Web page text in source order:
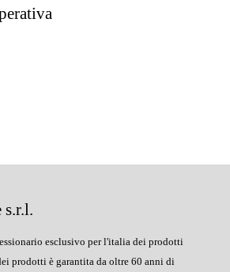
esclusivo per l'italia dei prodotti
prodotti è garantita da oltre 60 anni di